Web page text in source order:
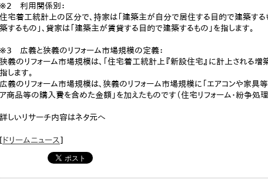
※2 利用関係別：
住宅着工統計上の区分で、持家は「建築主が自分で居住する目的で建築する
築するもの」、貸家は「建築主が賃貸する目的で建築するもの」を指します。
※3 広義と狭義のリフォーム市場規模の定義：
狭義のリフォーム市場規模は、「住宅着工統計上『新設住宅』に計上される増
指します。
広義のリフォーム市場規模は、狭義のリフォーム市場規模に「エアコンや家具
ア商品等の購入費を含めた金額」を加えたものです（住宅リフォーム・紛争処理
詳しいリサーチ内容はネタ元へ
[ドリームニュース]